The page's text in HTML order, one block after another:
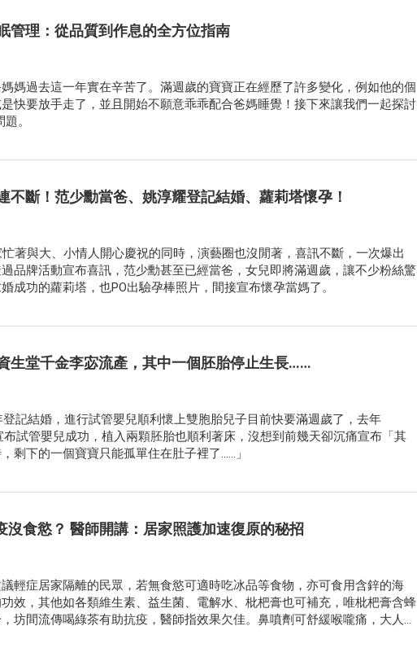
管理：從品質到作息的全方位指南
媽過去這一年實在辛苦了。滿週歲的寶寶正在經歷了許多變化，例如他的個
快要放手走了，並且開始不願意乖乖配合爸媽睡覺！接下來讓我們一起探討
。
不斷！范少勳當爸、姚淳耀登記結婚、蘿莉塔懷孕！
著與大、小情人開心慶祝的同時，演藝圈也沒閒著，喜訊不斷，一次爆出
品牌活動宣布喜訊，范少勳甚至已經當爸，女兒即將滿週歲，讓不少粉絲驚
成功的蘿莉塔，也PO出驗孕棒照片，間接宣布懷孕當媽了。
生堂千金李宓流產，其中一個胚胎停止生長……
記結婚，進行試管嬰兒順利懷上雙胞胎兒子目前快要滿週歲了，去年
布試管嬰兒成功，植入兩顆胚胎也順利著床，沒想到前幾天卻沉痛宣布「其
剩下的一個寶寶只能孤單住在肚子裡了……」
沒食慾？ 醫師開講：居家照護加速復原的秘招
輕症居家隔離的民眾，若無食慾可適時吃冰品等食物，亦可食用含鋅的海
效，其他如各類維生素、益生菌、電解水、枇杷膏也可補充，唯枇杷膏含蜂
坊間流傳喝綠茶有助抗疫，醫師指效果欠佳。鼻噴劑可舒緩喉嚨痛，大人、